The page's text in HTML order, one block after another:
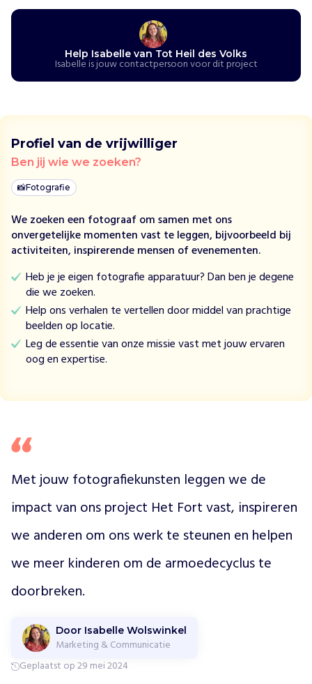
k
p
d
m
e
e
s
k
w
e
t
s
b
a
e
m
n
i
N
e
d
e
l
n
d
o
o
Help Isabelle van Tot Heil des Volks
Isabelle is jouw contactpersoon voor dit project
Profiel van de vrijwilliger
Ben jij wie we zoeken?
📸Fotografie
We zoeken een fotograaf om samen met ons
onvergetelijke momenten vast te leggen, bijvoorbeeld bij
activiteiten, inspirerende mensen of evenementen.
Heb je je eigen fotografie apparatuur? Dan ben je degene
die we zoeken.
Help ons verhalen te vertellen door middel van prachtige
beelden op locatie.
Leg de essentie van onze missie vast met jouw ervaren
oog en expertise.
Met jouw fotografiekunsten leggen we de
impact van ons project Het Fort vast, inspireren
we anderen om ons werk te steunen en helpen
we meer kinderen om de armoedecyclus te
doorbreken.
Door Isabelle Wolswinkel
Marketing & Communicatie
Geplaatst op 29 mei 2024